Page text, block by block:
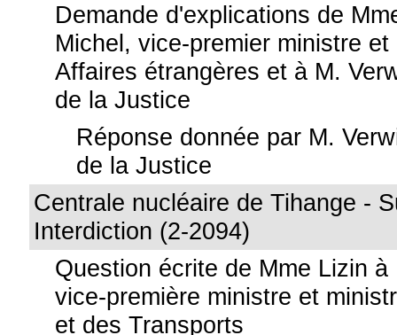
Demande d'explications de
Michel, vice-premier ministre
Affaires étrangères et à M.
de la Justice
Réponse donnée par M.
de la Justice
Centrale nucléaire de Tihange -
Interdiction (2-2094)
Question écrite de Mme Lizin à
vice-première ministre et
et des Transports